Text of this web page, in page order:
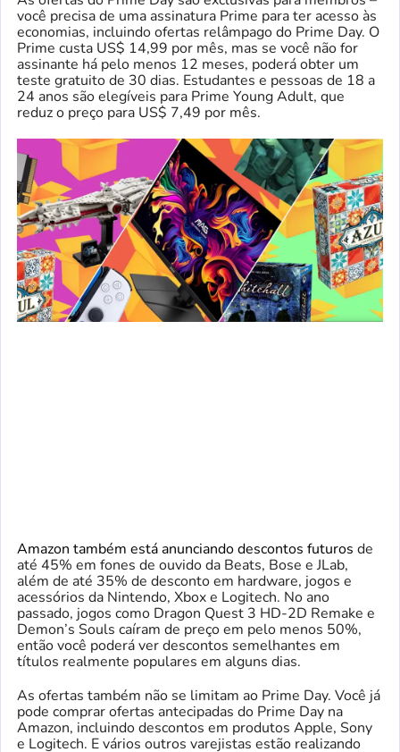
você precisa de uma assinatura Prime para ter acesso às
economias, incluindo ofertas relâmpago do Prime Day. O
Prime custa US$ 14,99 por mês, mas se você não for
assinante há pelo menos 12 meses, poderá obter um
teste gratuito de 30 dias. Estudantes e pessoas de 18 a
24 anos são elegíveis para Prime Young Adult, que
reduz o preço para US$ 7,49 por mês.
Amazon também está anunciando descontos futuros de
até 45% em fones de ouvido da Beats, Bose e JLab,
além de até 35% de desconto em hardware, jogos e
acessórios da Nintendo, Xbox e Logitech. No ano
passado, jogos como Dragon Quest 3 HD-2D Remake e
Demon’s Souls caíram de preço em pelo menos 50%,
então você poderá ver descontos semelhantes em
títulos realmente populares em alguns dias.
As ofertas também não se limitam ao Prime Day. Você já
pode comprar ofertas antecipadas do Prime Day na
Amazon, incluindo descontos em produtos Apple, Sony
e Logitech. E vários outros varejistas estão realizando